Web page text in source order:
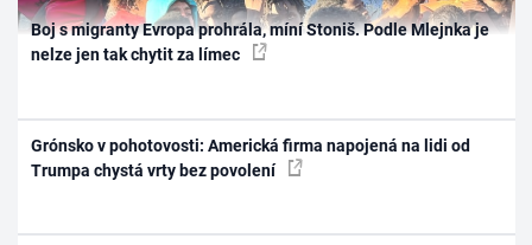
Boj s migranty Evropa prohrála, míní Stoniš. Podle Mlejnka je
nelze jen tak chytit za límec
Grónsko v pohotovosti: Americká firma napojená na lidi od
Trumpa chystá vrty bez povolení